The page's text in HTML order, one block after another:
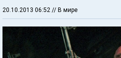
20.10.2013 06:52 // В мире